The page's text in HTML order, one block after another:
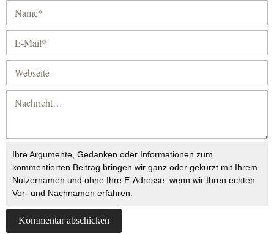
Ihre Argumente, Gedanken oder Informationen zum
kommentierten Beitrag bringen wir ganz oder gekürzt mit Ihrem
Nutzernamen und ohne Ihre E-Adresse, wenn wir Ihren echten
Vor- und Nachnamen erfahren.